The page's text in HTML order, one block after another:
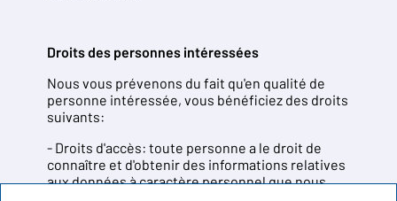
Droits des personnes intéressées
Nous vous prévenons du fait qu'en qualité de
personne intéressée, vous bénéficiez des droits
suivants:
- Droits d'accès: toute personne a le droit de
connaître et d'obtenir des informations relatives
aux données à caractère personnel que nous